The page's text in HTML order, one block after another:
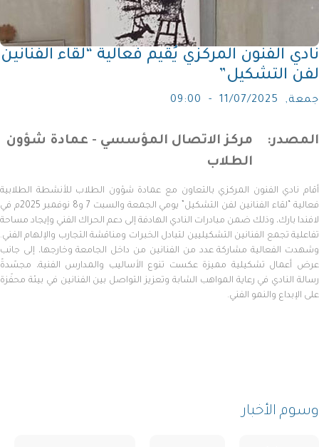
نادي الفنون المركزي يُقيم فعالية “لقاء الفنانين
لفن التشكيل”
جمعة, 11/07/2025 - 09:00
المصدر
مركز الاتصال المؤسسي - عمادة شؤون
الطلاب
أقام نادي الفنون المركزي بالتعاون مع عمادة شؤون الطلاب للأنشطة الطلابية
فعالية “لقاء الفنانين لفن التشكيل” يومي الجمعة والسبت 7 و8 نوفمبر 2025م في
لافندا بارك، وذلك ضمن مبادرات النادي الهادفة إلى دعم الحراك الفني وإيجاد مساحة
تفاعلية تجمع الفنانين التشكيليين لتبادل الخبرات ومناقشة التجارب والإلهام الفني.
وشهدت الفعالية مشاركة عدد من الفنانين من داخل الجامعة وخارجها، إلى جانب
عرض أعمال تشكيلية مميزة عكست تنوع الأساليب والمدارس الفنية، مجسّدةً
رسالة النادي في رعاية المواهب الشابة وتعزيز التواصل بين الفنانين في بيئة محفّزة
على الإبداع والنمو الفني.
وسوم الأخبار